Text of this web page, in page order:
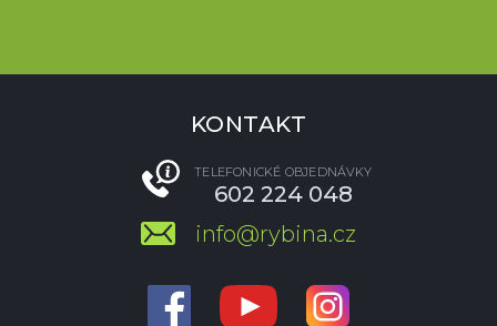
KONTAKT
TELEFONICKÉ OBJEDNÁVKY
602 224 048
info@rybina.cz